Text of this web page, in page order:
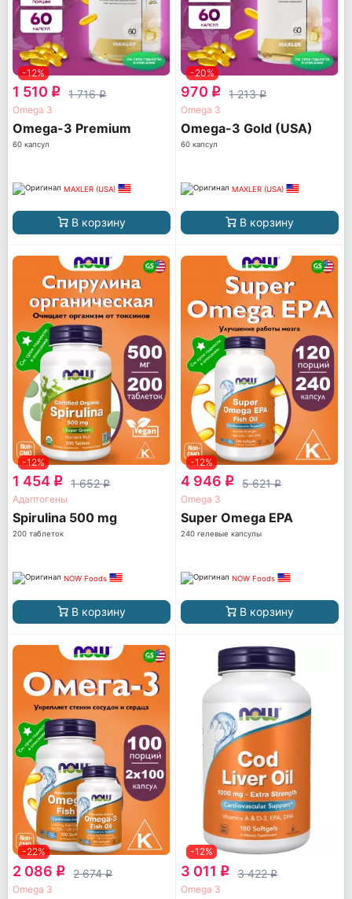
-12%
1 510 q 1 716q
Omega 3
Omega-3 Premium
60 капсул
MAXLER (USA)
В корзину
-20%
970 q 1 213q
Omega 3
Omega-3 Gold (USA)
60 капсул
MAXLER (USA)
В корзину
-12%
1 454 q 1 652q
Адаптогены
Spirulina 500 mg
200 таблеток
NOW Foods
В корзину
-12%
4 946 q 5 621q
Omega 3
Super Omega EPA
240 гелевые капсулы
NOW Foods
В корзину
-22%
2 086 q 2 674q
Omega 3
-12%
3 011 q 3 422q
Omega 3